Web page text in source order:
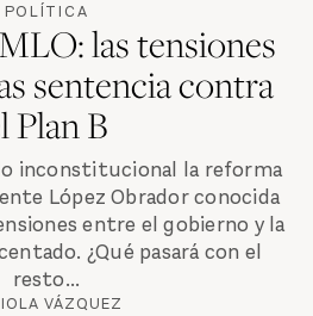
POLÍTICA
las tensiones
sentencia contra
Plan B
inconstitucional la reforma
López Obrador conocida
entre el gobierno y la
¿Qué pasará con el
resto...
VÁZQUEZ